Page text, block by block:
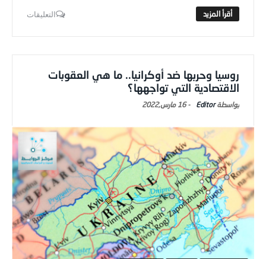
التعليقات
روسيا وحربها ضد أوكرانيا.. ما هي العقوبات
الاقتصادية التي تواجهها؟
Editor
-16 مارس,2022